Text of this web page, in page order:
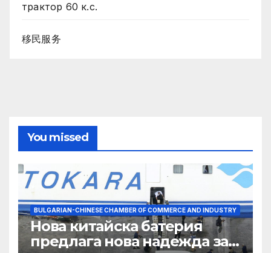
трактор 60 к.с.
移民服务
You missed
BULGARIAN-CHINESE CHAMBER OF COMMERCE AND INDUSTRY
Нова китайска батерия
предлага нова надежда за